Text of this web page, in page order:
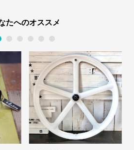
たへのオススメ
2 3 4 5 6